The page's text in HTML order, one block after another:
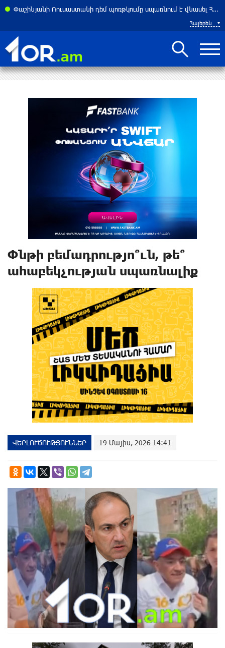
Փաշինյանի Ռուսաստանի դեմ պոռթկումը սպառնում է վնասել Հայաստանին. Մասնագետը բացատրել է, որ «խոսքը հարյուր միլիոնավոր դոլարների մասին է»
Հայերեն
Փնթի բեմադրությո՞ւն, թե՞
ահաբեկչության սպառնալիք
ՎԵՐԼՈՒԾՈՒԹՅՈՒՆՆԵՐ 19 Մայիս, 2026 14:41